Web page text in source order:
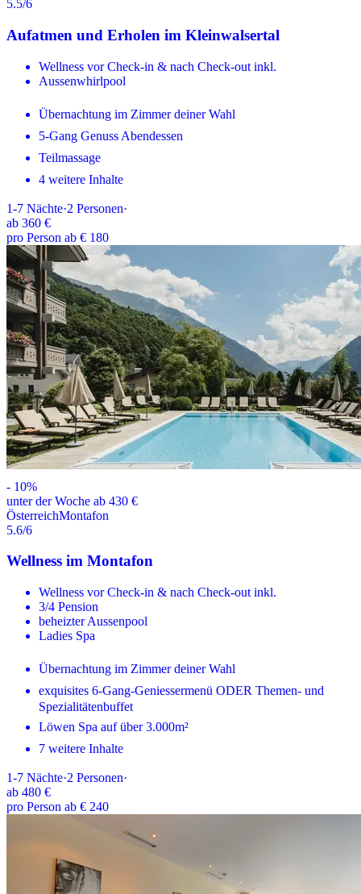
5.5/6
Aufatmen und Erholen im Kleinwalsertal
Wellness vor Check-in & nach Check-out inkl.
Aussenwhirlpool
Übernachtung im Zimmer deiner Wahl
5-Gang Genuss Abendessen
Teilmassage
4 weitere Inhalte
1-7 Nächte·2 Personen·
ab 360 €
pro Person ab € 180
- 10%
unter der Woche ab 430 €
ÖsterreichMontafon
5.6/6
Wellness im Montafon
Wellness vor Check-in & nach Check-out inkl.
3/4 Pension
beheizter Aussenpool
Ladies Spa
Übernachtung im Zimmer deiner Wahl
exquisites 6-Gang-Geniessermenü ODER Themen- und
Spezialitätenbuffet
Löwen Spa auf über 3.000m²
7 weitere Inhalte
1-7 Nächte·2 Personen·
ab 480 €
pro Person ab € 240